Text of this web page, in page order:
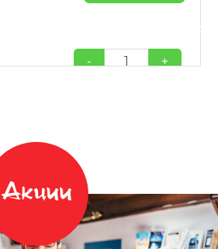
- +
Акции